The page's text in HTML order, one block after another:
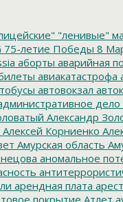
"ленивые"
75-летие Победы 8
аборты аварийная
авиакатастрофа
автовокзал
дело
Александр
Алексей Корниенко
Амурская область
аномальное
арендная плата арест
покрытие Атлет